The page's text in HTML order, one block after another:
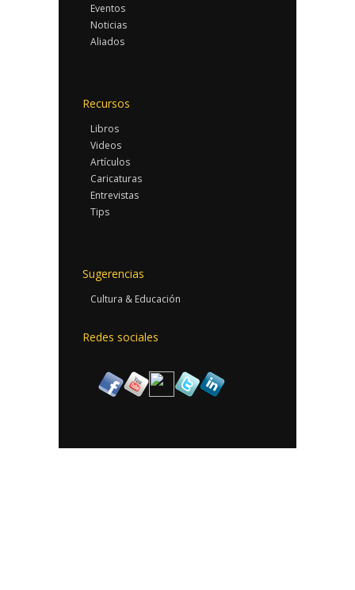
Eventos
Noticias
Aliados
Recursos
Libros
Videos
Artículos
Caricaturas
Entrevistas
Tips
Sugerencias
Cultura & Educación
Redes sociales